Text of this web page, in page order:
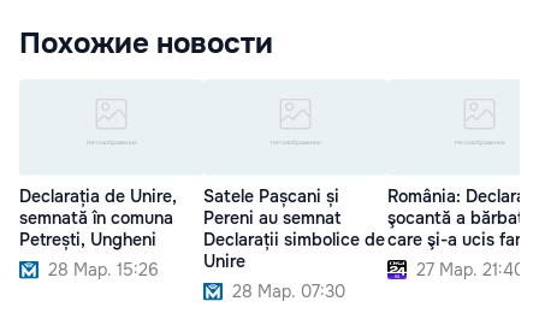
Похожие новости
Declarația de Unire,
semnată în comuna
Petrești, Ungheni
28 Мар. 15:26
Satele Pașcani și
Pereni au semnat
Declarații simbolice de
Unire
28 Мар. 07:30
România:
şocantă a
care şi-a ucis
27 Мар. 21:40